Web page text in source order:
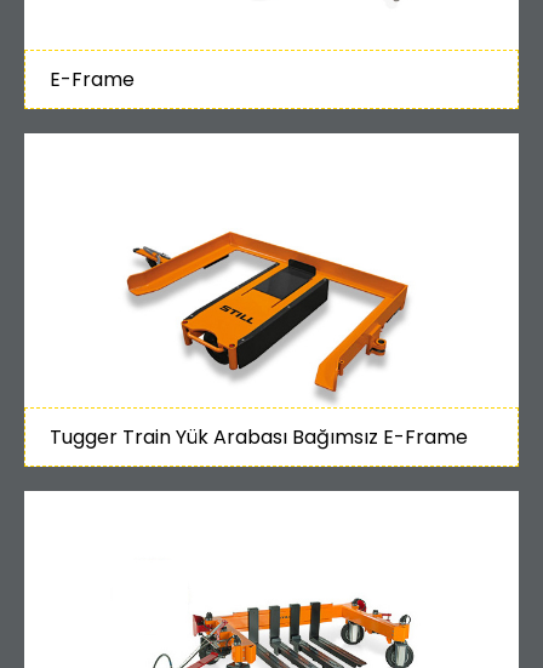
E-Frame
Tugger Train Yük Arabası Bağımsız E-Frame